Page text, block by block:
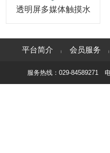
透明屏多媒体触摸水
平台简介 | 会员服务 |
服务热线：029-84589271